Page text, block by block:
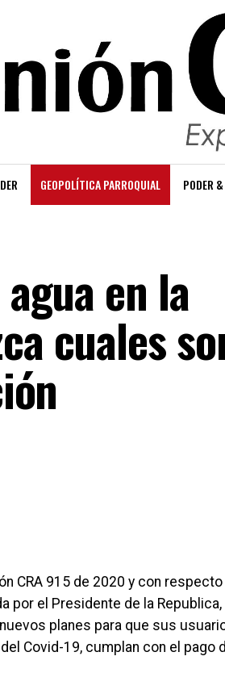
GEOPOLÍTICA PARROQUIAL PODER
en la
cuales
CRA 915 de 2020 y con
por el Presidente de la
planes para que sus
Covid-19, cumplan con el pago